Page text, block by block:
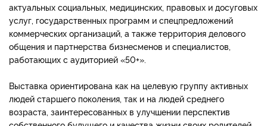
актуальных социальных, медицинских, правовых и досуговых
услуг, государственных программ и спецпредложений
коммерческих организаций, а также территория делового
общения и партнерства бизнесменов и специалистов,
работающих с аудиторией «50+».
Выставка ориентирована как на целевую группу активных
людей старшего поколения, так и на людей среднего
возраста, заинтересованных в улучшении перспектив